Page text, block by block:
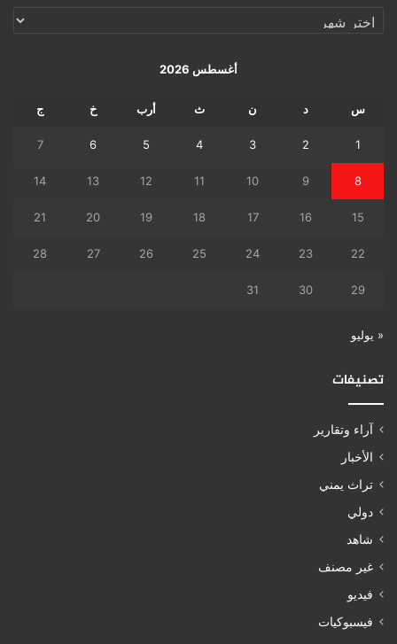
الإرشيف
أغسطس 2026
س د ن ث أرب خ ج
1
2
3
4
5
6
7
8
9
10
11
12
13
14
15
16
17
18
19
20
21
22
23
24
25
26
27
28
29
30
31
« يوليو
تصنيفات
آراء وتقارير
الأخبار
تراث يمني
دولي
شاهد
غير مصنف
فيديو
فيسبوكيات